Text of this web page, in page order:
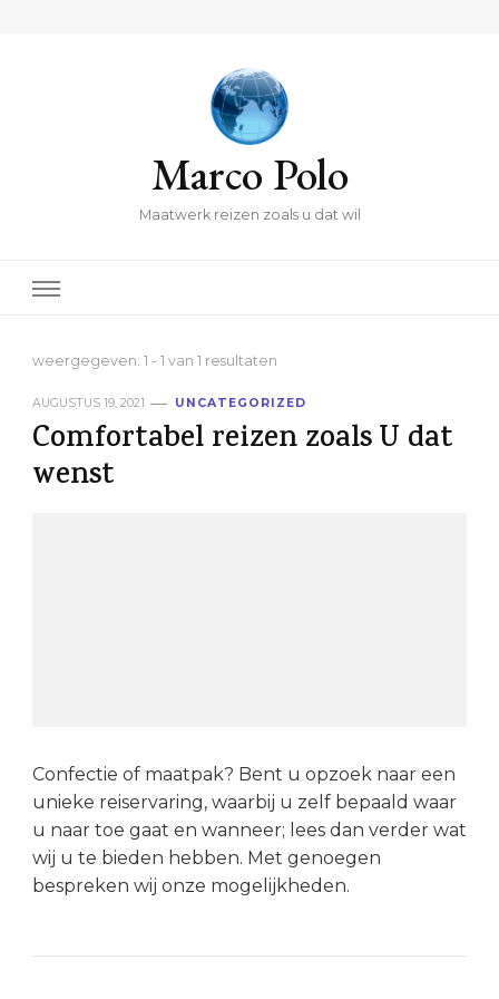
Marco Polo
Maatwerk reizen zoals u dat wil
weergegeven: 1 - 1 van 1 resultaten
AUGUSTUS 19, 2021 UNCATEGORIZED
Comfortabel reizen zoals U dat
wenst
Confectie of maatpak? Bent u opzoek naar een
unieke reiservaring, waarbij u zelf bepaald waar
u naar toe gaat en wanneer; lees dan verder wat
wij u te bieden hebben. Met genoegen
bespreken wij onze mogelijkheden.